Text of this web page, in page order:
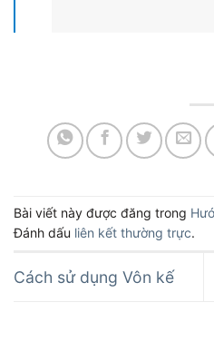
Bài viết này được đăng trong
Đánh dấu liên kết thường trực.
Cách sử dụng Vôn kế